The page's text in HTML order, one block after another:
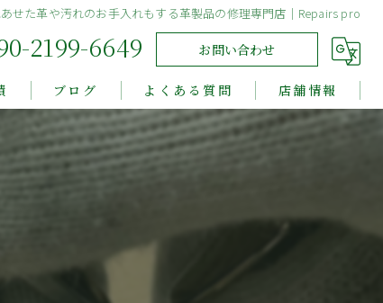
せた革や汚れのお手入れもする革製品の修理専門店｜Repairs pro
2199-6649 お問い合わせ
ブログ よくある質問 店舗情報